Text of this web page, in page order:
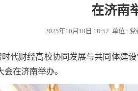
在济南
2025年10月18日 18:52 单位 :
时代财经高校协同发展与共同体建
在济南举办。